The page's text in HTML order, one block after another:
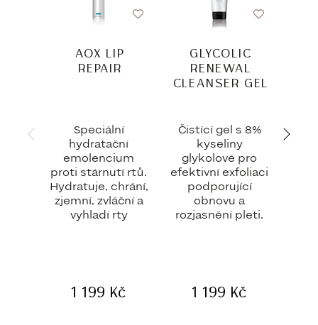
AOX LIP
REPAIR
Speciální
hydratační
emolencium
proti stárnutí rtů.
Hydratuje, chrání,
zjemní, zvláční a
vyhladí rty
1 199 Kč
GLYCOLIC
RENEWAL
CLEANSER GEL
Čistící gel s 8%
kyseliny
glykolové pro
efektivní exfoliaci
podporující
obnovu a
rozjasnění pleti.
1 199 Kč